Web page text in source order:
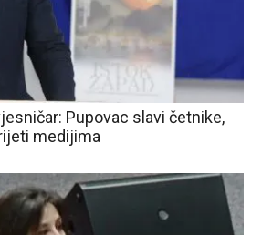
Pupovac slavi četnike,
medijima